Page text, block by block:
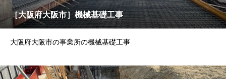
［大阪府大阪市］機械基礎工事
大阪府大阪市の事業所の機械基礎工事